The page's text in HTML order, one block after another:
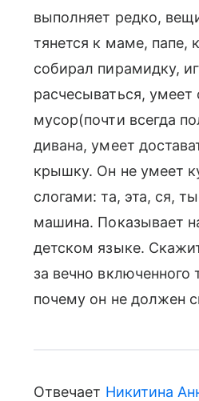
выполняет редко,
тянется к маме, папе,
собирал пирамидку,
расчесываться,
мусор(почти всегда
дивана, умеет
крышку. Он не умеет
слогами: та, эта, ся,
машина. Показывает
детском языке.
за вечно
почему он не должен
Отвечает Никитина